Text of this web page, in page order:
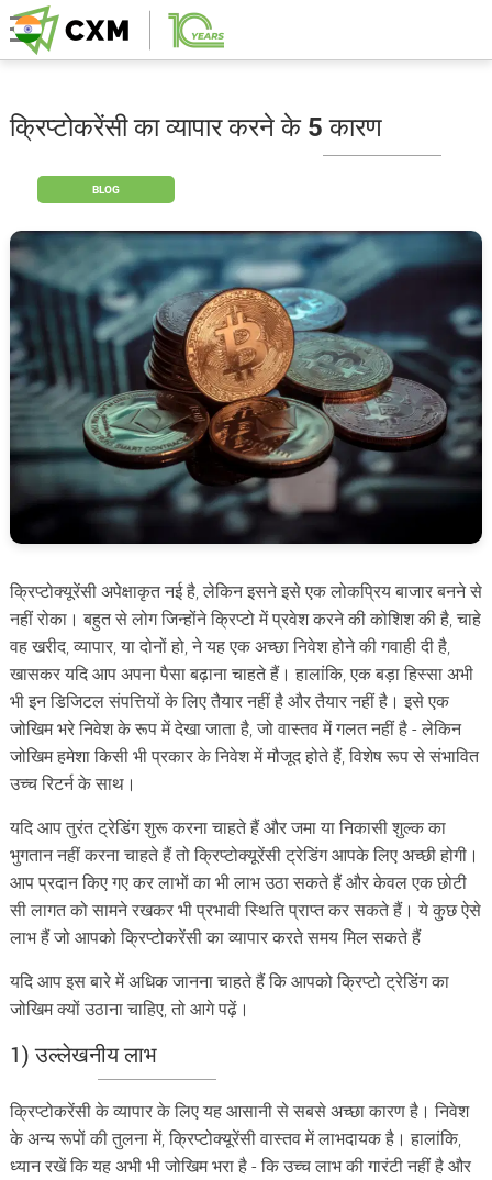
क्रिप्टोकरेंसी का व्यापार करने के 5 कारण
BLOG
क्रिप्टोक्यूरेंसी अपेक्षाकृत नई है, लेकिन इसने इसे एक लोकप्रिय बाजार बनने से
नहीं रोका। बहुत से लोग जिन्होंने क्रिप्टो में प्रवेश करने की कोशिश की है, चाहे
वह खरीद, व्यापार, या दोनों हो, ने यह एक अच्छा निवेश होने की गवाही दी है,
खासकर यदि आप अपना पैसा बढ़ाना चाहते हैं। हालांकि, एक बड़ा हिस्सा अभी
भी इन डिजिटल संपत्तियों के लिए तैयार नहीं है और तैयार नहीं है। इसे एक
जोखिम भरे निवेश के रूप में देखा जाता है, जो वास्तव में गलत नहीं है - लेकिन
जोखिम हमेशा किसी भी प्रकार के निवेश में मौजूद होते हैं, विशेष रूप से संभावित
उच्च रिटर्न के साथ।
यदि आप तुरंत ट्रेडिंग शुरू करना चाहते हैं और जमा या निकासी शुल्क का
भुगतान नहीं करना चाहते हैं तो क्रिप्टोक्यूरेंसी ट्रेडिंग आपके लिए अच्छी होगी।
आप प्रदान किए गए कर लाभों का भी लाभ उठा सकते हैं और केवल एक छोटी
सी लागत को सामने रखकर भी प्रभावी स्थिति प्राप्त कर सकते हैं। ये कुछ ऐसे
लाभ हैं जो आपको क्रिप्टोकरेंसी का व्यापार करते समय मिल सकते हैं
यदि आप इस बारे में अधिक जानना चाहते हैं कि आपको क्रिप्टो ट्रेडिंग का
जोखिम क्यों उठाना चाहिए, तो आगे पढ़ें।
1)उल्लेखनीय लाभ
क्रिप्टोकरेंसी के व्यापार के लिए यह आसानी से सबसे अच्छा कारण है। निवेश
के अन्य रूपों की तुलना में, क्रिप्टोक्यूरेंसी वास्तव में लाभदायक है। हालांकि,
ध्यान रखें कि यह अभी भी जोखिम भरा है - कि उच्च लाभ की गारंटी नहीं है और